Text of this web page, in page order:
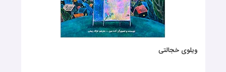
ویلوی خجالتی